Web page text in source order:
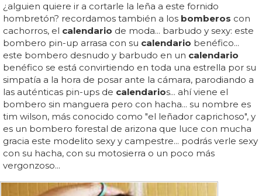
¿alguien quiere ir a cortarle la leña a este fornido
hombretón? recordamos también a los bomberos con
cachorros, el calendario de moda... barbudo y sexy: este
bombero pin-up arrasa con su calendario benéfico...
este bombero desnudo y barbudo en un calendario
benéfico se está convirtiendo en toda una estrella por su
simpatía a la hora de posar ante la cámara, parodiando a
las auténticas pin-ups de calendarios... ahí viene el
bombero sin manguera pero con hacha... su nombre es
tim wilson, más conocido como "el leñador caprichoso", y
es un bombero forestal de arizona que luce con mucha
gracia este modelito sexy y campestre... podrás verle sexy
con su hacha, con su motosierra o un poco más
vergonzoso...